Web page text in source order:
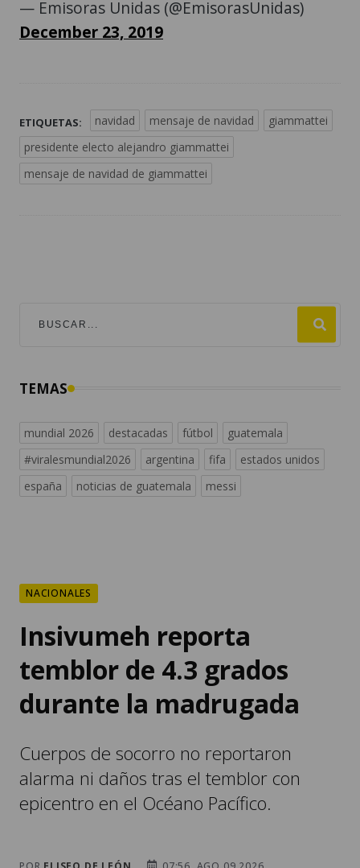
— Emisoras Unidas (@EmisorasUnidas)
December 23, 2019
ETIQUETAS: navidad mensaje de navidad
giammattei
presidente electo alejandro giammattei
mensaje de navidad de giammattei
TEMAS
mundial 2026 destacadas fútbol
guatemala
#viralesmundial2026
argentina fifa
estados unidos
españa
noticias de guatemala messi
NACIONALES
Insivumeh reporta
temblor de 4.3 grados
durante la madrugada
Cuerpos de socorro no reportaron
alarma ni daños tras el temblor con
epicentro en el Océano Pacífico.